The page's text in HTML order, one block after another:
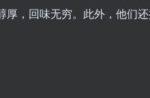
，回味无穷。此外，他们